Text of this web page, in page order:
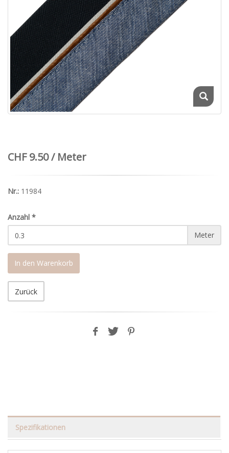
CHF 9.50 / Meter
Nr.: 11984
Anzahl *
Meter
In den Warenkorb
Zurück
Spezifikationen